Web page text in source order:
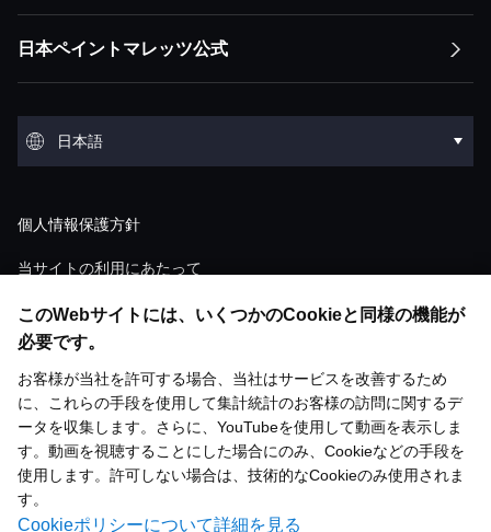
このWebサイトには、いくつかのCookieと同様の機能が
必要です。
お客様が当社を許可する場合、当社はサービスを改善するため
に、これらの手段を使用して集計統計のお客様の訪問に関するデ
ータを収集します。さらに、YouTubeを使用して動画を表示しま
す。動画を視聴することにした場合にのみ、Cookieなどの手段を
使用します。許可しない場合は、技術的なCookieのみ使用されま
す。
Cookieポリシーについて詳細を見る
トップメッセージ
ESGステートメント ESGマネジメント
マテリアリティ
環境
環境トップ
環境汚染
水
化学物質管理
環境・安全マネジメント
人権
労働安全衛生
コミュニティとともに成長
ガバナンストップ
コーポレート・ガバナンスの概要
取締役会について
執行体制
内部統制
調達
基本方針
リスク評価
具体的な取り組み
ESGライブラリ
ESGライブラリトップ
統合報告書
サステナビリティ取り組み
経営方針トップ
「アセット・アセンブラー」モデルの競争優
財務・M&A戦略
「PERの最大化」に向けた考え方
中期経営方針
グループトップ一覧
IRライブラリ
IRライブラリトップ
決算短信
説明会資料・動画
有価証券報告書
統合報告書
ファクトシート
株主総会
株主還元
アナリストレーティング
アナリストコンセンサス
業績・財務・ESGデータトップ
直近の業績・見通し
連結財務諸表
主要業績データ
主要財務データ
個人投資家の皆様へ
個人投資家の皆様へトップ
塗料の魅力と市場成長性
日本ペイントグループとは
会社概要
会社概要トップ
沿革
役員紹介
ショールーム
歴史館
グループ概要
アセット：DuluxGroup（太平洋・欧州）
アセット：Dunn-Edwards（米国）
グループ企業一覧
研究開発
研究開発トップ
技術情報一覧
開発ストーリー
メディア掲載
コーポレートムービー
日本ペイントマレッツ公式
日本語
個人情報保護方針
当サイトの利用にあたって
ウェブアクセシビリティ対応方針
ソーシャルメディアポリシー
お問い合わせ
サイトマップ